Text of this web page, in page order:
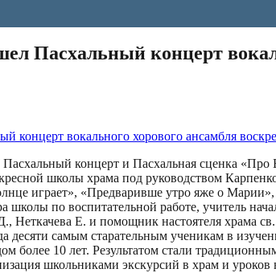
Пасхальный концерт
концерт и Пасхальная сценка
школы храма под руководством
играет», «Предваривше утро яже о
школы по воспитательной работе, учитель
Неткачева Е. и помощник настоятеля храма
десяти самым старательным ученикам в
более 10 лет. Результатом стали
школьниками экскурсий в храм и уроков